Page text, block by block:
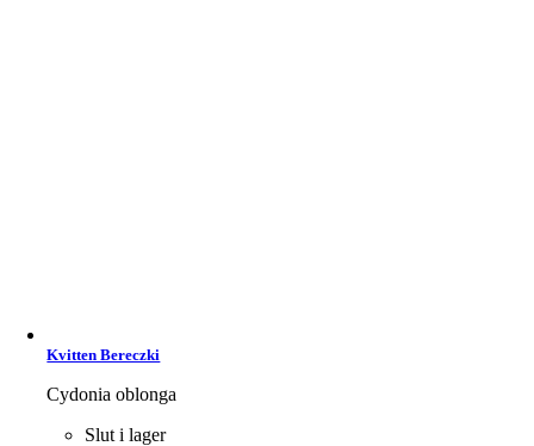
Kvitten Bereczki
Cydonia oblonga
Slut i lager